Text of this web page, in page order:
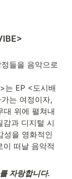
들을 음악으로
는 EP <도시배
는 여정이자,
대 위에 펼쳐내
감과 디지털 시
성을 영화적인
이 떠날 음악적
자랑합니다.